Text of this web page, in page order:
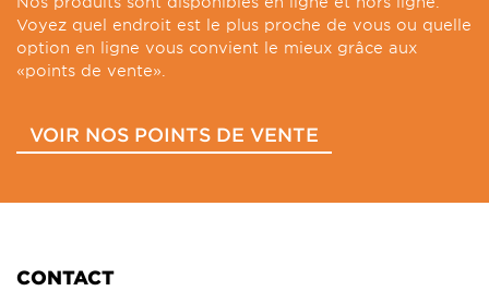
Voyez quel endroit est le plus proche de vous ou quelle
option en ligne vous convient le mieux grâce aux
«points de vente».
VOIR NOS POINTS DE VENTE
CONTACT